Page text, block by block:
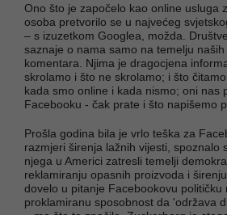
Ono što je započelo kao online usluga
osoba pretvorilo se u najvećeg
– s izuzetkom Googlea, možda.
saznaje o nama samo na temelju naših
komentara. Njima je dragocjena
skrolamo i što ne skrolamo; i što
kada smo online i kada nismo; oni nas
Facebooku - čak prate i što napišemo
Prošla godina bila je vrlo teška za
razmjeri širenja lažnih vijesti, spoznalo
njega u Americi zatresli temelji
reklamiranju opasnih proizvoda i
dovelo u pitanje Facebookovu političku
proklamiranu sposobnost da 'održava